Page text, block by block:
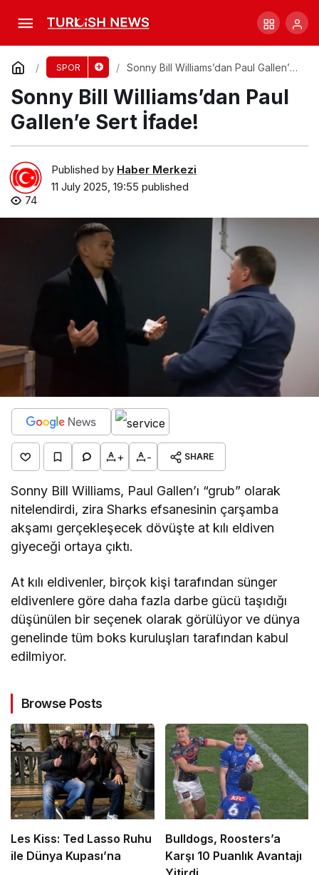
SPOR
Sonny Bill Williams’dan Paul Gallen’e
Sonny Bill Williams’dan Paul
Gallen’e Sert İfade!
Published by Haber Merkezi
11 July 2025, 19:55 published
74
+ - SHARE
Sonny Bill Williams, Paul Gallen’ı “grub” olarak
nitelendirdi, zira Sharks efsanesinin çarşamba
akşamı gerçekleşecek dövüşte at kılı eldiven
giyeceği ortaya çıktı.
At kılı eldivenler, birçok kişi tarafından sünger
eldivenlere göre daha fazla darbe gücü taşıdığı
düşünülen bir seçenek olarak görülüyor ve dünya
genelinde tüm boks kuruluşları tarafından kabul
edilmiyor.
Browse Posts
Les Kiss: Ted Lasso Ruhu
ile Dünya Kupası’na
Bulldogs, Roosters’a
Karşı 10 Puanlık Avantajı
Cummins’in Baggy Green’i Soyuldu, Gerçek
Açıklandı!
Comment